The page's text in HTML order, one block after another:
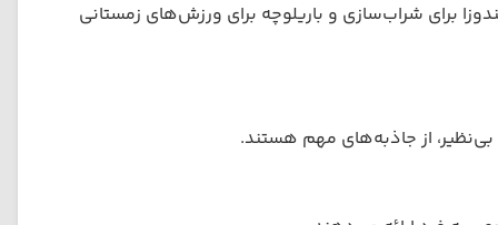
برای شراب‌سازی و باریلوچه برای ورزش‌های زمستانی
بی‌نظیر، از جاذبه‌های مهم هستند.